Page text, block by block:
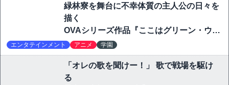
緑林寮を舞台に不幸体質の主人公の日々を
描く
OVAシリーズ作品『ここはグリーン・ウッ
ド』
エンタテインメント アニメ 学園
「オレの歌を聞けー！」 歌で戦場を駆け
る